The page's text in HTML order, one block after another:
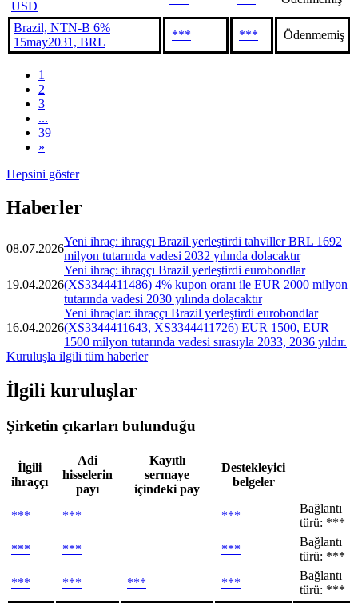
USD
Brazil, NTN-B 6%
15may2031, BRL
*** *** Ödenmemiş
1
2
3
...
39
»
Hepsini göster
Haberler
08.07.2026
Yeni ihraç: ihraççı Brazil yerleştirdi tahviller BRL 1692
milyon tutarında vadesi 2032 yılında dolacaktır
19.04.2026
Yeni ihraç: ihraççı Brazil yerleştirdi eurobondlar
(XS3344411486) 4% kupon oranı ile EUR 2000 milyon
tutarında vadesi 2030 yılında dolacaktır
16.04.2026
Yeni ihraçlar: ihraççı Brazil yerleştirdi eurobondlar
(XS3344411643, XS3344411726) EUR 1500, EUR
1500 milyon tutarında vadesi sırasıyla 2033, 2036 yıldır.
Kuruluşla ilgili tüm haberler
İlgili kuruluşlar
Şirketin çıkarları bulunduğu
İlgili
ihraççı
Adi
hisselerin
payı
Kayıtlı
sermaye
içindeki pay
Destekleyici
belgeler
*** *** ***
Bağlantı
türü: ***
***
*** ***
Bağlantı
türü: ***
***
*** *** ***
Bağlantı
türü: ***